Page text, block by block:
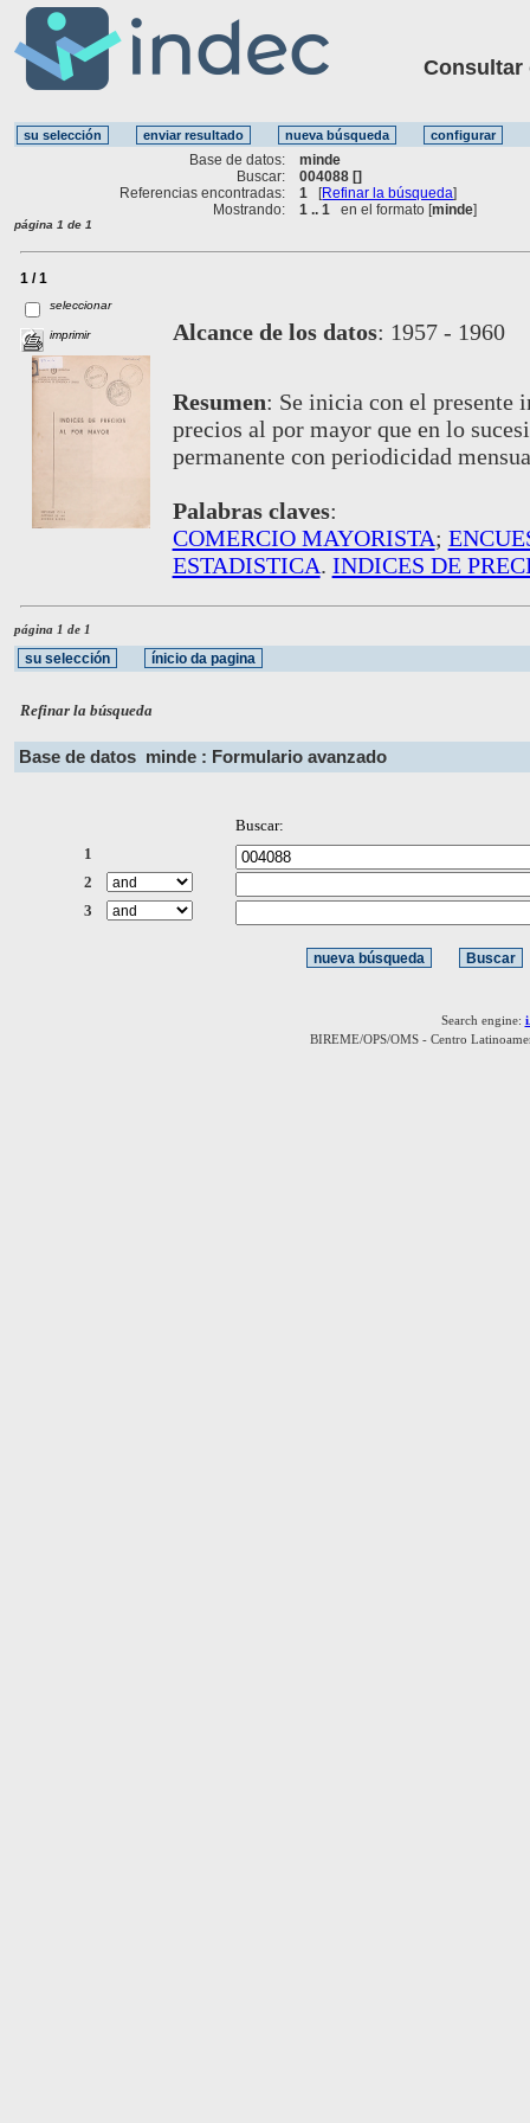
Consultar
Base de datos:
minde
Buscar:
004088 []
Referencias encontradas:
1 [Refinar la búsqueda]
Mostrando:
1 .. 1 en el formato [minde]
página 1 de 1
1 / 1
seleccionar
imprimir Alcance de los datos: 1957 - 1960
Resumen: Se inicia con el presente
precios al por mayor que en lo
permanente con periodicidad
Palabras claves:
COMERCIO MAYORISTA;
ESTADISTICA. INDICES DE
página 1 de 1
Refinar la búsqueda
Base de datos minde : Formulario avanzado
Buscar:
1
2
3
Search engine:
BIREME/OPS/OMS - Centro